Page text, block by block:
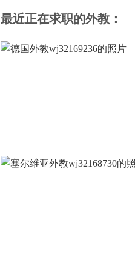
最近正在求职的外教：